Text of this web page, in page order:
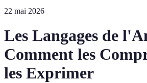
22 mai 2026
Les Langages de
Comment les
les Exprimer